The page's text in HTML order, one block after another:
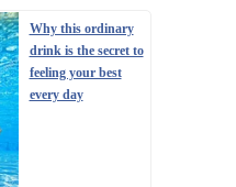
Why this ordinary
drink is the secret to
feeling your best
every day